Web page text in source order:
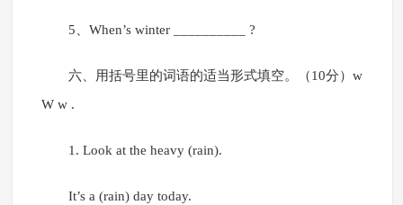
5、When’s winter __________ ?
六、用括号里的词语的适当形式填空。（10分）w
W w .
1. Look at the heavy (rain).
It’s a (rain) day today.